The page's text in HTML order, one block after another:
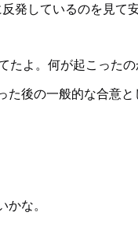
発しているのを見て
よ。何が起こったの
後の一般的な合意
かな。